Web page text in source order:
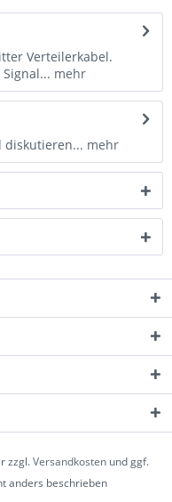
Verteilerkabel.
mehr
diskutieren... mehr
zzgl.Versandkosten und ggf.
anders beschrieben